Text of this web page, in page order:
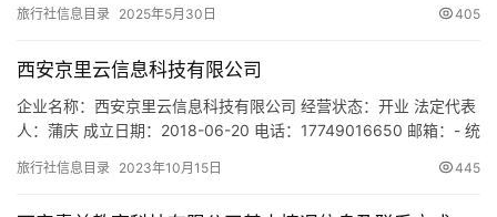
旅行社信息目录 2025年5月30日 405
西安京里云信息科技有限公司
企业名称：西安京里云信息科技有限公司 经营状态：开业 法定代表
人：蒲庆 成立日期：2018-06-20 电话：17749016650 邮箱：- 统
安市莲湖区唐延路北段20号太和时代广场A座701-702室1A100 网
旅行社信息目录 2023年10月15日 445